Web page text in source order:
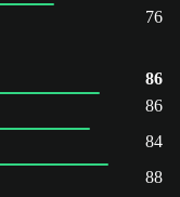
76
86
86
84
88